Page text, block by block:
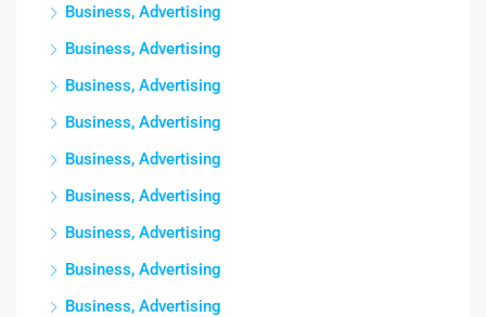
Business, Advertising
Business, Advertising
Business, Advertising
Business, Advertising
Business, Advertising
Business, Advertising
Business, Advertising
Business, Advertising
Business, Advertising